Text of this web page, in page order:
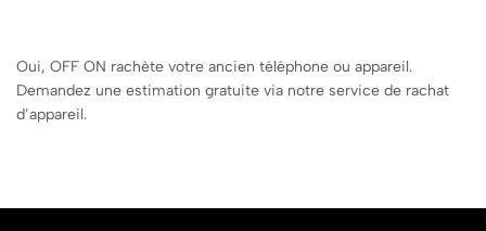
Oui, OFF ON rachète votre ancien téléphone ou appareil.
Demandez une estimation gratuite via notre service de rachat
d’appareil.